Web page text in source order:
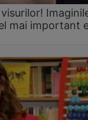
mai important